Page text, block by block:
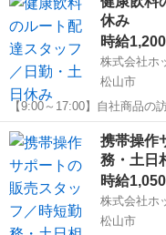
休み
時給
株式会社ホ
松山市
【9:00～17:00】自社商品の
OK/髪色髪型自由/希望休相談可 【仕事内
の概要 ◆◆
愛媛 松山市 営業
携帯操作
務・土日
時給
株式会社ホ
松山市